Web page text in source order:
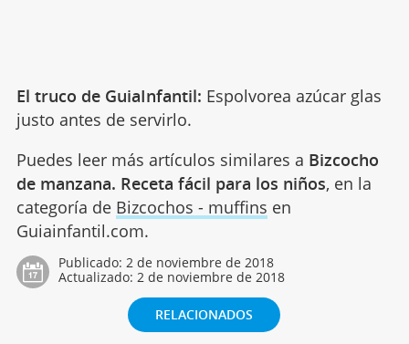
El truco de GuiaInfantil: Espolvorea azúcar glas
justo antes de servirlo.
Puedes leer más artículos similares a Bizcocho
de manzana. Receta fácil para los niños, en la
categoría de Bizcochos - muffins en
Guiainfantil.com.
Publicado: 2 de noviembre de 2018
Actualizado: 2 de noviembre de 2018
RELACIONADOS